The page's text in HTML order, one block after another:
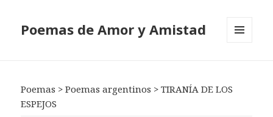
Poemas de Amor y Amistad
Poemas >Poemas argentinos >TIRANÍA DE LOS
ESPEJOS